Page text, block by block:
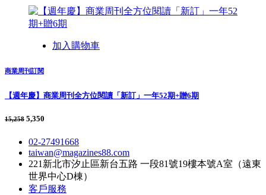
加入購物車
商業周刊訂閱
【週年慶】商業周刊全方位閱讀「新訂」一年52期+贈6期
15,258 5,350
02-27491668
taiwan@magazines88.com
221新北市汐止區新台五路 一段81號19樓本號A室（遠東
世界中心D棟）
客戶服務